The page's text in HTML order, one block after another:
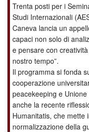
Trenta posti per i
Studi Internazionali
Caneva lancia un
capaci non solo di
e pensare con
nostro tempo”.
Il programma si fonda
cooperazione
peacekeeping e
anche la recente
Humanitatis, che mette
normalizzazione della